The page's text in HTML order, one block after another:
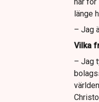
länge
– Jag
Vilka
– Jag